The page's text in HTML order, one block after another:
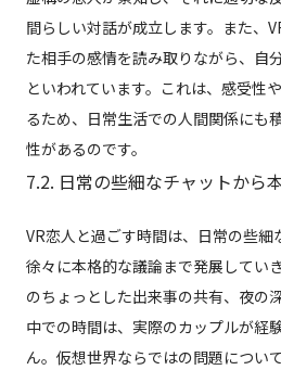
間らしい対話が成立します。また、
た相手の感情を読み取りながら、自
といわれています。これは、感受性
るため、日常生活での人間関係にも
性があるのです。
7.2. 日常の些細なチャットから
VR恋人と過ごす時間は、日常の些細
徐々に本格的な議論まで発展してい
のちょっとした出来事の共有、夜の
中での時間は、実際のカップルが経
ん。仮想世界ならではの問題につい